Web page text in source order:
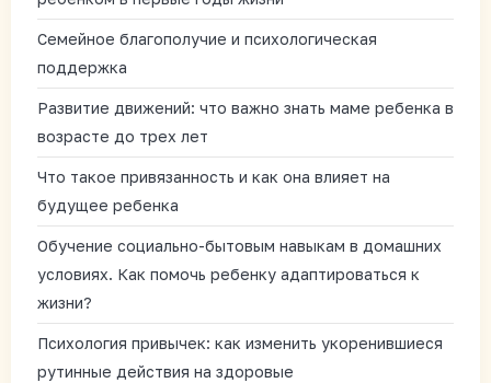
Семейное благополучие и психологическая
поддержка
Развитие движений: что важно знать маме ребенка в
возрасте до трех лет
Что такое привязанность и как она влияет на
будущее ребенка
Обучение социально-бытовым навыкам в домашних
условиях. Как помочь ребенку адаптироваться к
жизни?
Психология привычек: как изменить укоренившиеся
рутинные действия на здоровые